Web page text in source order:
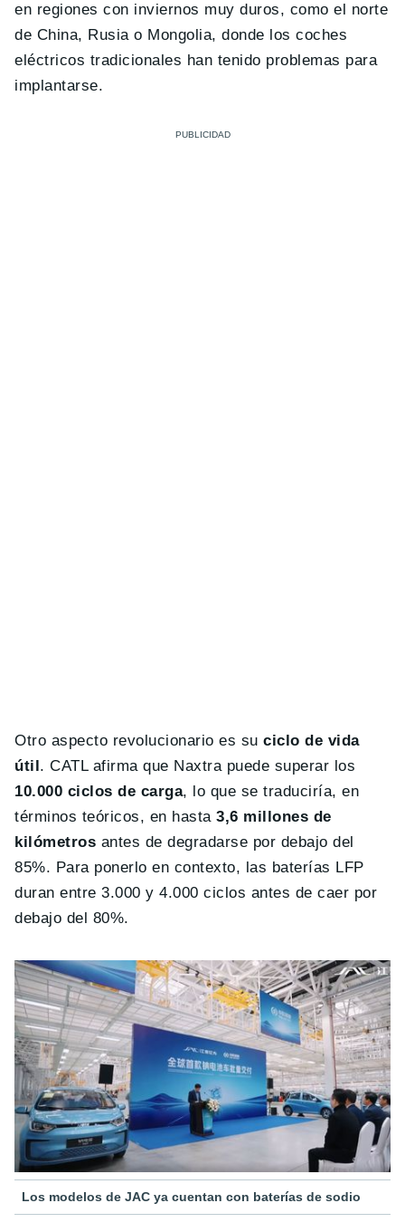
en regiones con inviernos muy duros, como el norte
de China, Rusia o Mongolia, donde los coches
eléctricos tradicionales han tenido problemas para
implantarse.
Otro aspecto revolucionario es suciclo de vida
útil. CATL afirma que Naxtra puede superar los
10.000 ciclos de carga, lo que se traduciría, en
términos teóricos, en hasta3,6 millones de
kilómetros antes de degradarse por debajo del
85%. Para ponerlo en contexto, las baterías LFP
duran entre 3.000 y 4.000 ciclos antes de caer por
debajo del 80%.
Los modelos de JAC ya cuentan con baterías de sodio